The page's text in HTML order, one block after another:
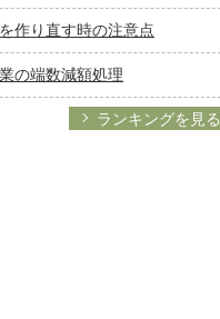
作り直す時の注意点
の端数減額処理
ランキングを見る